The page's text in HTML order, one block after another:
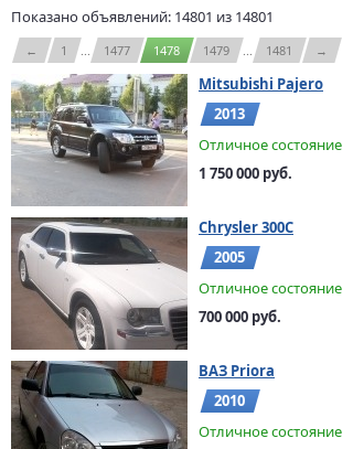
Показано объявлений: 14801 из 14801
← 1 ... 1477 1478 1479 ... 1481 →
Mitsubishi Pajero
2013
Отличное состояние
1 750 000 руб.
Chrysler 300C
2005
Отличное состояние
700 000 руб.
ВАЗ Priora
2010
Отличное состояние